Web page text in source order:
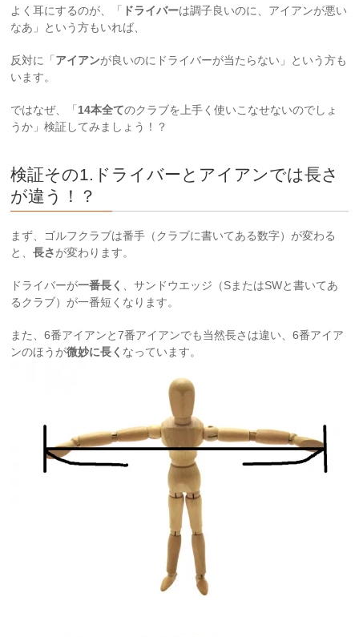
よく耳にするのが、「 ドライバーは調子良いのに、アイアンが悪い
なあ」という方もいれば、
反対に「 アイアンが良いのにドライバーが当たらない」という方も
います。
ではなぜ、「 14本全てのクラブを上手く使いこなせないのでしょ
うか」検証してみましょう！？
検証その1.ドライバーとアイアンでは長さ
が違う！？
まず、ゴルフクラブは番手（クラブに書いてある数字）が変わる
と、長さが変わります。
ドライバーが一番長く
、サンドウエッジ（SまたはSWと書いてあ
るクラブ）が一番短くなります。
また、6番アイアンと7番アイアンでも当然長さは違い、6番アイア
ンのほうが微妙に長く なっています。